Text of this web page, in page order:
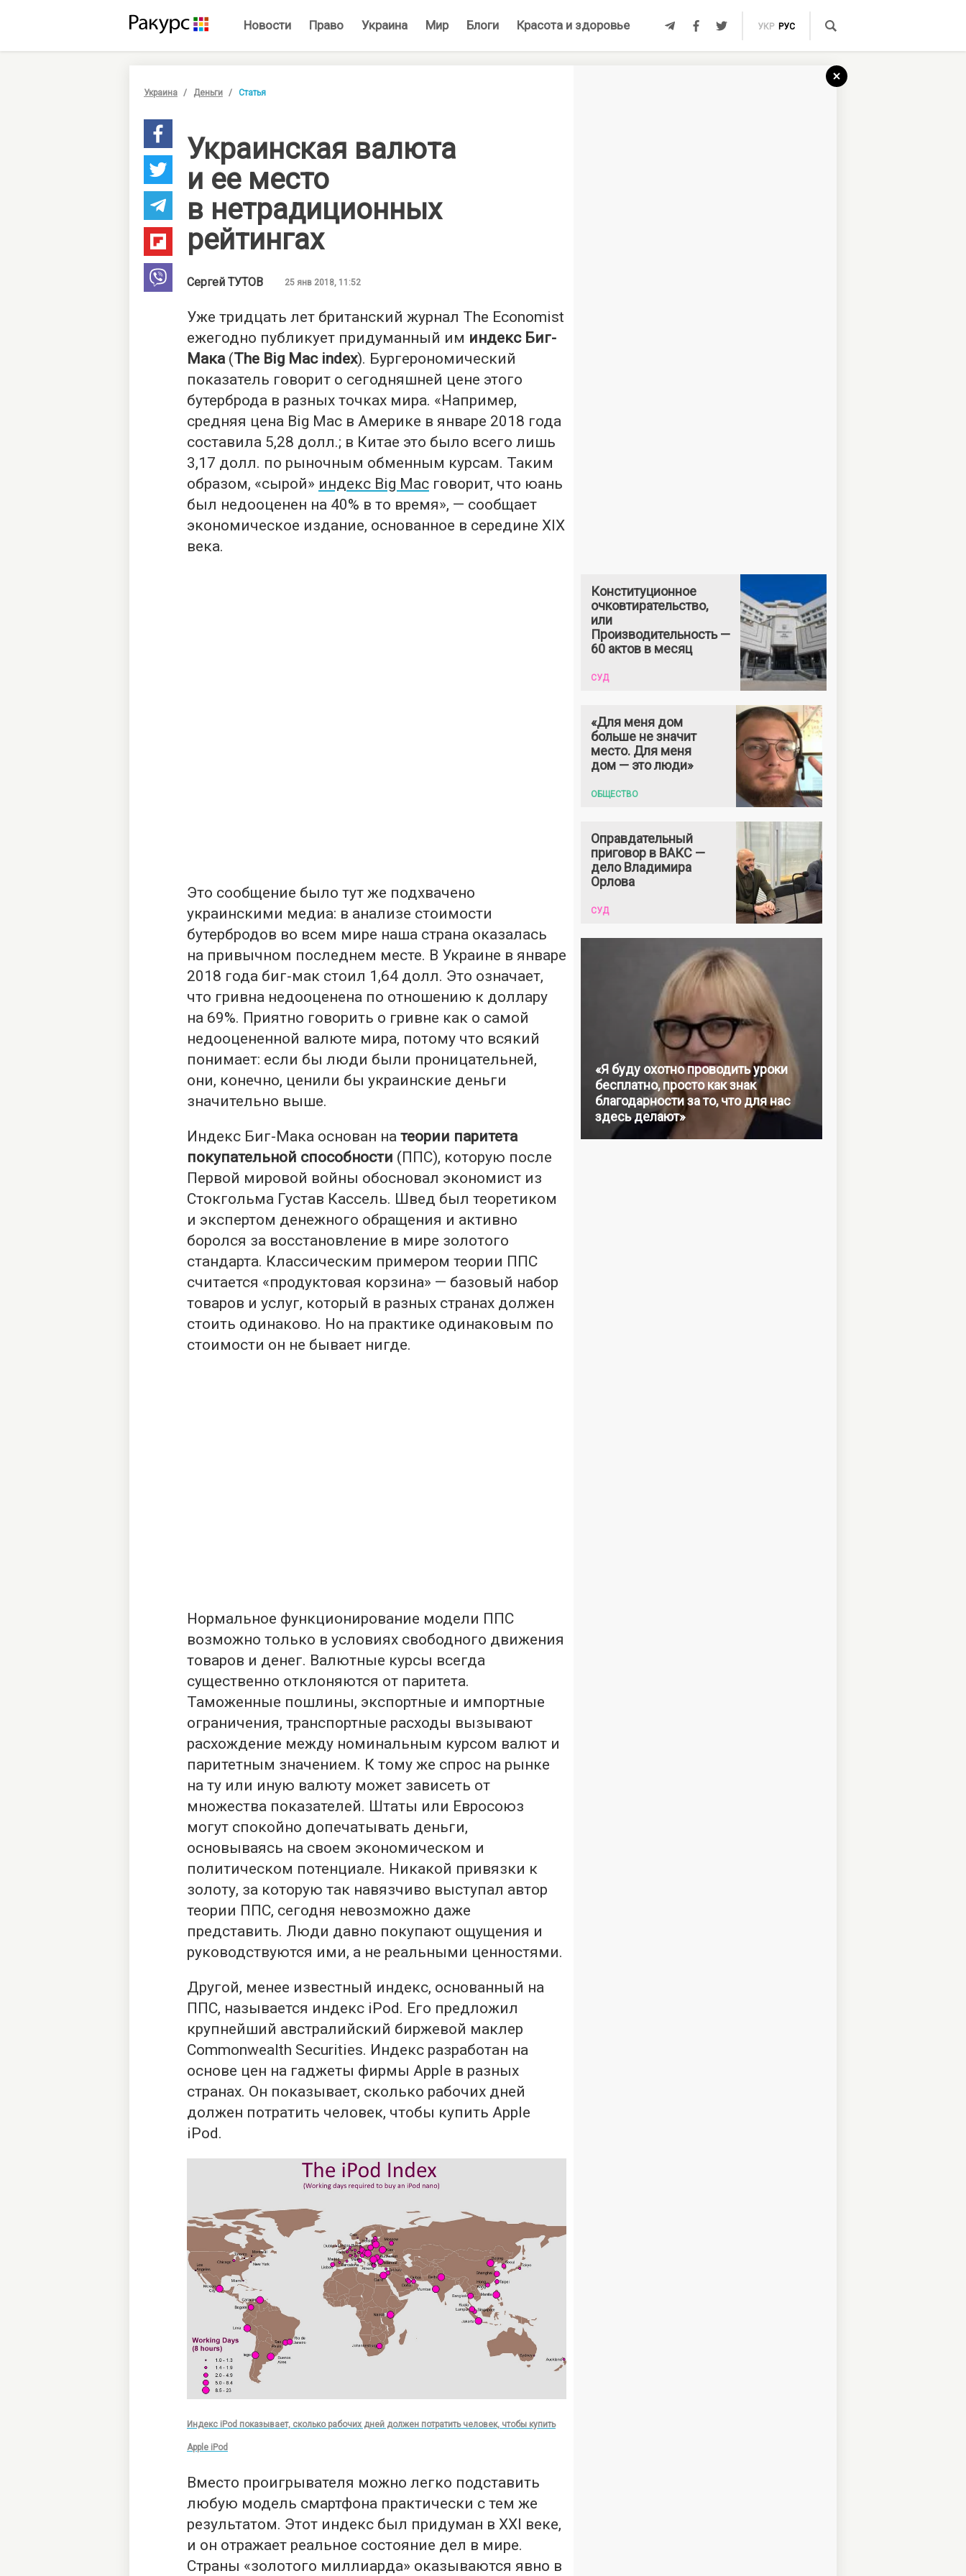
Новости Право Украина Мир Блоги Красота и здоровье УКР РУС
Украина Деньги Статья
Украинская валюта
и ее место
в нетрадиционных
рейтингах
Сергей ТУТОВ 25 янв 2018, 11:52
Уже тридцать лет британский журнал The Economist
ежегодно публикует придуманный им индекс Биг-
Мака(The Big Mac index). Бургерономический
показатель говорит о сегодняшней цене этого
бутерброда в разных точках мира. «Например,
средняя цена Big Mac в Америке в январе 2018 года
составила 5,28 долл.; в Китае это было всего лишь
3,17 долл. по рыночным обменным курсам. Таким
образом, «сырой» индекс Big Mac говорит, что юань
был недооценен на 40% в то время», — сообщает
экономическое издание, основанное в середине XIX
века.
Это сообщение было тут же подхвачено
украинскими медиа: в анализе стоимости
бутербродов во всем мире наша страна оказалась
на привычном последнем месте. В Украине в январе
2018 года биг-мак стоил 1,64 долл. Это означает,
что гривна недооценена по отношению к доллару
на 69%. Приятно говорить о гривне как о самой
недооцененной валюте мира, потому что всякий
понимает: если бы люди были проницательней,
они, конечно, ценили бы украинские деньги
значительно выше.
Индекс Биг-Мака основан на теории паритета
покупательной способности (ППС), которую после
Первой мировой войны обосновал экономист из
Стокгольма Густав Кассель. Швед был теоретиком
и экспертом денежного обращения и активно
боролся за восстановление в мире золотого
стандарта. Классическим примером теории ППС
считается «продуктовая корзина» — базовый набор
товаров и услуг, который в разных странах должен
стоить одинаково. Но на практике одинаковым по
стоимости он не бывает нигде.
Нормальное функционирование модели ППС
возможно только в условиях свободного движения
товаров и денег. Валютные курсы всегда
существенно отклоняются от паритета.
Таможенные пошлины, экспортные и импортные
ограничения, транспортные расходы вызывают
расхождение между номинальным курсом валют и
паритетным значением. К тому же спрос на рынке
на ту или иную валюту может зависеть от
множества показателей. Штаты или Евросоюз
могут спокойно допечатывать деньги,
основываясь на своем экономическом и
политическом потенциале. Никакой привязки к
золоту, за которую так навязчиво выступал автор
теории ППС, сегодня невозможно даже
представить. Люди давно покупают ощущения и
руководствуются ими, а не реальными ценностями.
Другой, менее известный индекс, основанный на
ППС, называется индекс iPod. Его предложил
крупнейший австралийский биржевой маклер
Commonwealth Securities. Индекс разработан на
основе цен на гаджеты фирмы Apple в разных
странах. Он показывает, сколько рабочих дней
должен потратить человек, чтобы купить Apple
iPod.
Индекс iPod показывает, сколько рабочих дней должен потратить человек, чтобы купить
Apple iPod
Вместо проигрывателя можно легко подставить
любую модель смартфона практически с тем же
результатом. Этот индекс был придуман в XXI веке,
и он отражает реальное состояние дел в мире.
Страны «золотого миллиарда» оказываются явно в
Конституционное
очковтирательство,
или
Производительность —
60 актов в месяц
СУД
«Для меня дом
больше не значит
место. Для меня
дом — это люди»
ОБЩЕСТВО
Оправдательный
приговор в ВАКС —
дело Владимира
Орлова
СУД
«Я буду охотно проводить уроки
бесплатно, просто как знак
благодарности за то, что для нас
здесь делают»